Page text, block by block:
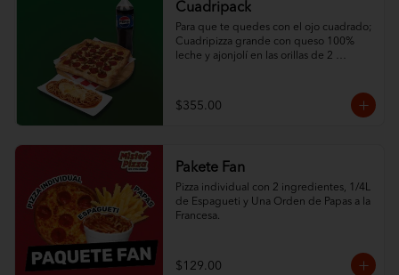
Cuadripack
Para que te quedes con el ojo cuadrado;
Cuadripizza grande con queso 100%
leche y ajonjolí en las orillas de 2
Pepsi de 1.5 L.
$355.00
Pakete Fan
Pizza individual con 2 ingredientes, 1/4L
de Espagueti y Una Orden de Papas a la
Francesa.
$129.00